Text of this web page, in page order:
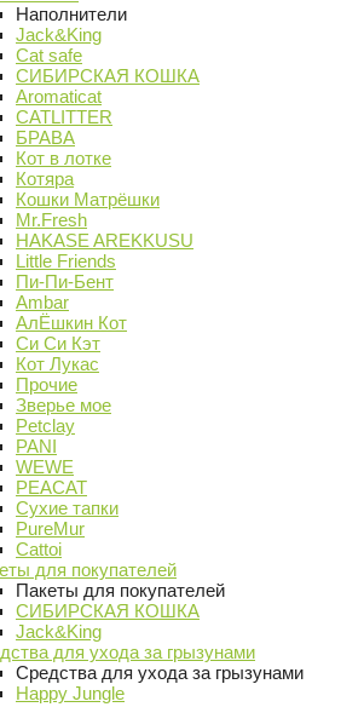
Наполнители
Jack&King
Cat safe
СИБИРСКАЯ КОШКА
Aromaticat
CATLITTER
БРАВА
Кот в лотке
Котяра
Кошки Матрёшки
Mr.Fresh
HAKASE AREKKUSU
Little Friends
Пи-Пи-Бент
Ambar
АлЁшкин Кот
Си Си Кэт
Кот Лукас
Прочие
Зверье мое
Petclay
PANI
WEWE
PEACAT
Сухие тапки
PureMur
Cattoi
для покупателей
Пакеты для покупателей
СИБИРСКАЯ КОШКА
Jack&King
для ухода за грызунами
Средства для ухода за грызунами
Happy Jungle